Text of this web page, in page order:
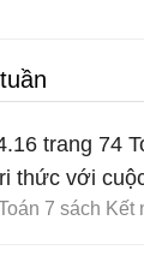
trang 74
thức với
7 sách Kết